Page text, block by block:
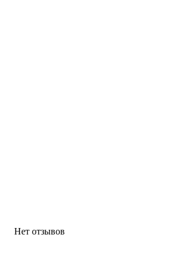
Нет отзывов